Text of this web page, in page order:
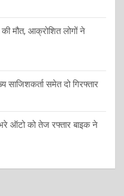
मौत, आक्रोशित लोगों ने
समेत दो गिरफ्तार
ऑटो को तेज रफ्तार बाइक ने